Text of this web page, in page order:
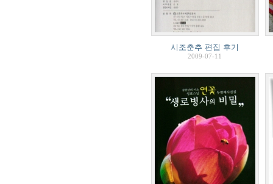
시조춘추 편집 후기
2009-07-11